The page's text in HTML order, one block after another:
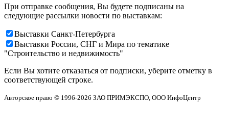
При отправке сообщения, Вы будете подписаны на
следующие рассылки новости по выставкам:
Выставки Санкт-Петербурга
Выставки России, СНГ и Мира по тематике
"Строительство и недвижимость"
Если Вы хотите отказаться от подписки, уберите отметку в
соответствующей строке.
Авторское право © 1996-2026 ЗАО ПРИМЭКСПО, ООО ИнфоЦентр